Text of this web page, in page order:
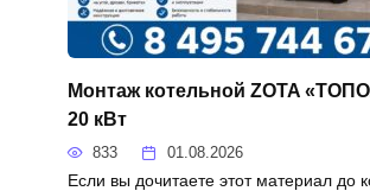
Монтаж котельной ZOTA
20 кВт
833 01.08.2026
Если вы дочитаете этот материал до